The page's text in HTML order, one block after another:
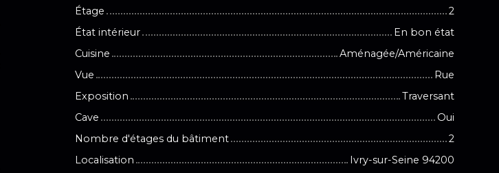
Étage
2
État intérieur
En bon état
Cuisine
Aménagée/Américaine
Vue
Rue
Exposition
Traversant
Cave
Oui
Nombre d'étages du bâtiment
2
Localisation
Ivry-sur-Seine 94200